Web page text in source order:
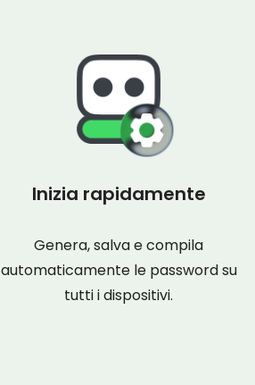
Inizia rapidamente
Genera, salva e compila
automaticamente le password su
tutti i dispositivi.